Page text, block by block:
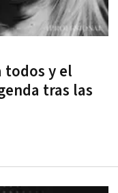
todos y el
tras las